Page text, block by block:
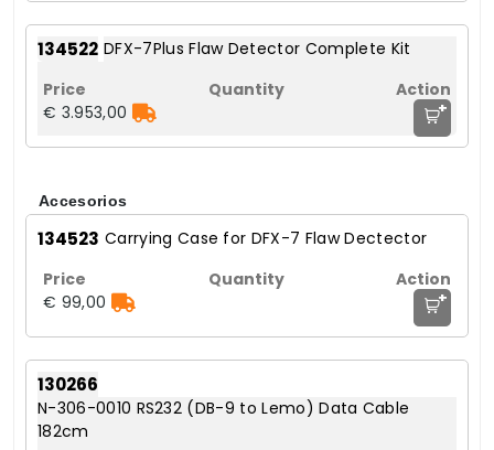
134522 DFX-7Plus Flaw Detector Complete Kit
€ 3.953,00 +
Accesorios
134523 Carrying Case for DFX-7 Flaw Dectector
€ 99,00 +
130266
N-306-0010 RS232 (DB-9 to Lemo) Data Cable
182cm